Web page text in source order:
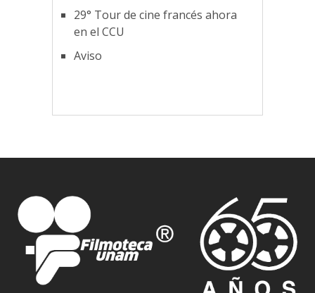
29° Tour de cine francés ahora
en el CCU
Aviso